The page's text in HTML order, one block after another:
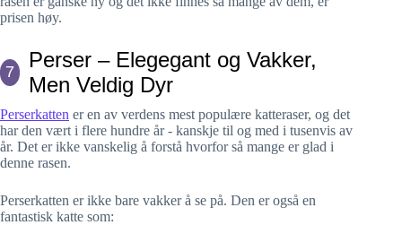
prisen høy.
7
Perser – Elegegant og Vakker,
Men Veldig Dyr
Perserkatten er en av verdens mest populære katteraser, og det
har den vært i flere hundre år - kanskje til og med i tusenvis av
år. Det er ikke vanskelig å forstå hvorfor så mange er glad i
denne rasen.
Perserkatten er ikke bare vakker å se på. Den er også en
fantastisk katte som: